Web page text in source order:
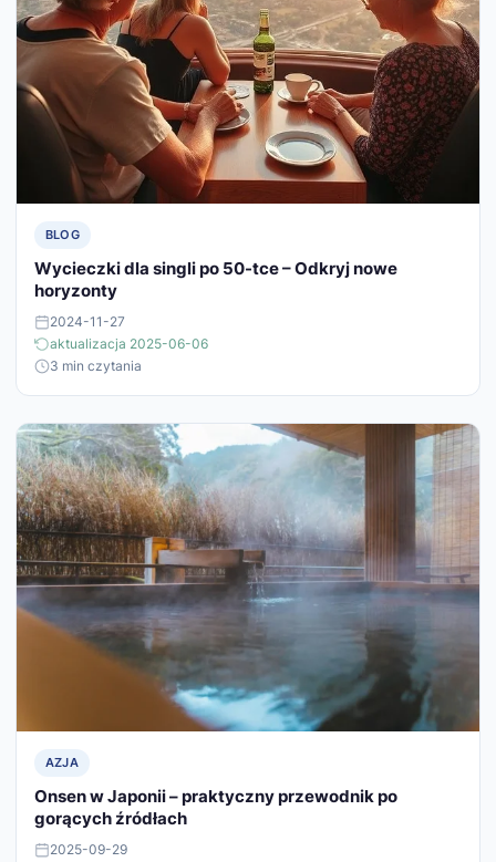
BLOG
Wycieczki dla singli po 50-tce – Odkryj nowe
horyzonty
2024-11-27
aktualizacja 2025-06-06
3 min czytania
AZJA
Onsen w Japonii – praktyczny przewodnik po
gorących źródłach
2025-09-29